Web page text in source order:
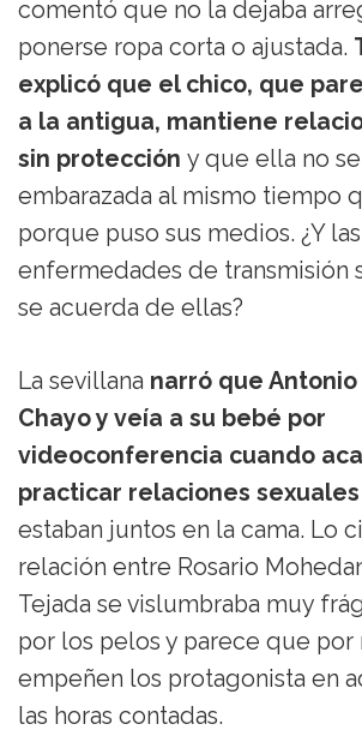
comentó que no la dejaba
ponerse ropa corta o ajustada.
explicó que el chico, que
a la antigua, mantiene
sin protección y que ella no
embarazada al mismo tiempo
porque puso sus medios. ¿Y las
enfermedades de transmisión
se acuerda de ellas?
La sevillana narró que
Chayo y veía a su bebé por
videoconferencia cuando
practicar relaciones
estaban juntos en la cama. Lo
relación entre Rosario
Tejada se vislumbraba muy
por los pelos y parece que por
empeñen los protagonista en
las horas contadas.